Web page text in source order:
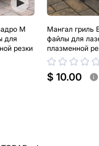
М
для
резки
Мангал гриль
файлы для
плазменной
$ 10.00 i